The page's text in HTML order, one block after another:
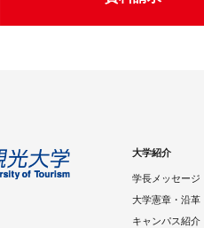
大学紹介
学長メッセージ
大学憲章・沿革
キャンパス紹介